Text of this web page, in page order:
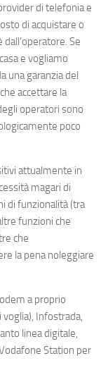
di telefonia e
di acquistare o
Se
e vogliamo
una garanzia del
accettare la
operatori sono
poco
attualmente in
magari di
di funzionalità (tra
funzioni che
che
la pena noleggiare
a proprio
voglia), Infostrada,
linea digitale,
Station per